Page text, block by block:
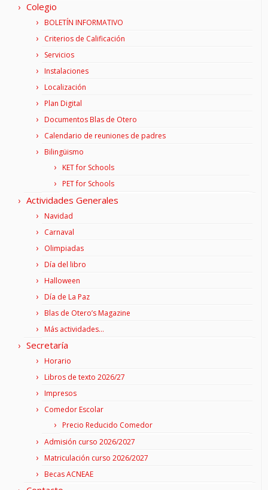
Colegio
BOLETÍN INFORMATIVO
Criterios de Calificación
Servicios
Instalaciones
Localización
Plan Digital
Documentos Blas de Otero
Calendario de reuniones de padres
Bilingüismo
KET for Schools
PET for Schools
Actividades Generales
Navidad
Carnaval
Olimpiadas
Día del libro
Halloween
Día de La Paz
Blas de Otero’s Magazine
Más actividades…
Secretaría
Horario
Libros de texto 2026/27
Impresos
Comedor Escolar
Precio Reducido Comedor
Admisión curso 2026/2027
Matriculación curso 2026/2027
Becas ACNEAE